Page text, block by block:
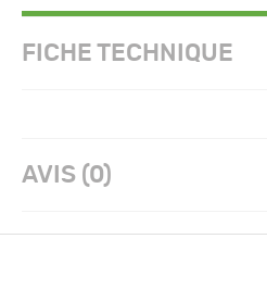
FICHE TECHNIQUE
AVIS (0)